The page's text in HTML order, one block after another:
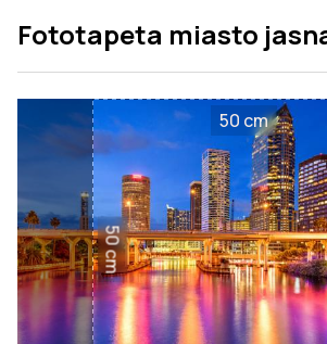
Fototapeta miasto
50 cm
50 cm